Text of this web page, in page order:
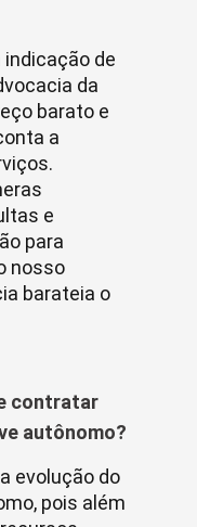
indicação de
da
barato e
a
e
para
nosso
barateia o
contratar
autônomo?
evolução do
pois além